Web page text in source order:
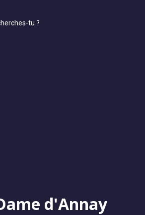
d'Annay